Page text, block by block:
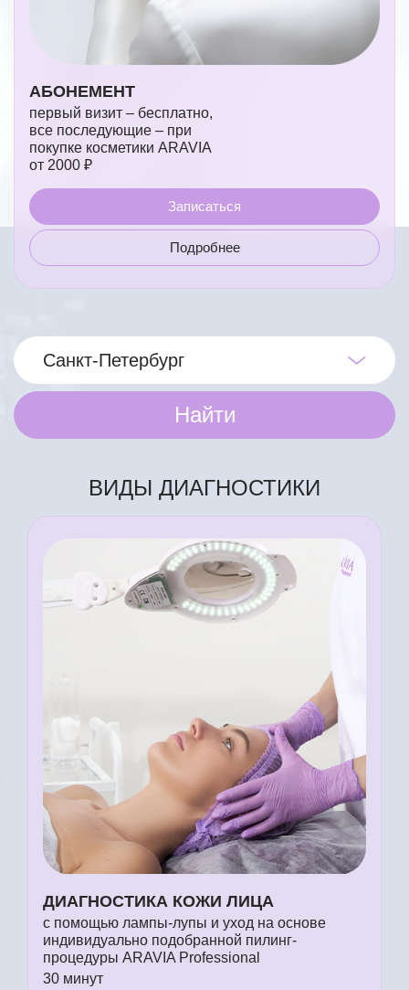
АБОНЕМЕНТ
первый визит – бесплатно,
все последующие – при
покупке косметики ARAVIA
от 2000 ₽
Записаться
Подробнее
Санкт-Петербург
Найти
ВИДЫ ДИАГНОСТИКИ
ДИАГНОСТИКА КОЖИ ЛИЦА
с помощью лампы-лупы и уход на основе
индивидуально подобранной пилинг-
процедуры ARAVIA Professional
30 минут